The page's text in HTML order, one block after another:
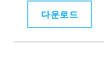
다운로드